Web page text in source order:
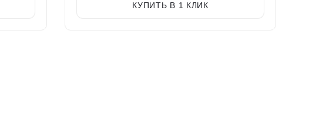
КУПИТЬ В 1 КЛИК